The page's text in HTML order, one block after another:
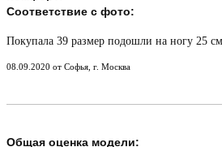
Соответствие с фото:
Покупала 39 размер подошли на ногу 25
08.09.2020 от Софья, г. Москва
Общая оценка модели: